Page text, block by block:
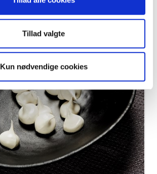
Tillad valgte
Kun nødvendige cookies